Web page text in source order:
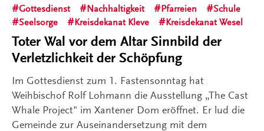
Gottesdienst
Nachhaltigkeit Pfarreien
Schule
Seelsorge
Kreisdekanat Kleve Kreisdekanat Wesel
Toter Wal vor dem Altar Sinnbild der
Verletzlichkeit der Schöpfung
Im Gottesdienst zum 1. Fastensonntag hat
Weihbischof Rolf Lohmann die Ausstellung „The Cast
Whale Project" im Xantener Dom eröffnet. Er lud die
Gemeinde zur Auseinandersetzung mit dem